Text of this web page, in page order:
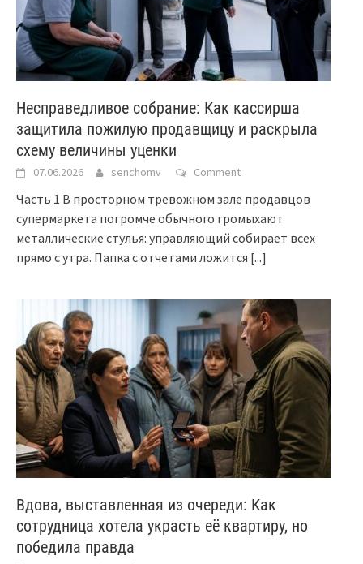
Несправедливое собрание: Как кассирша
защитила пожилую продавщицу и раскрыла
схему величины уценки
07.06.2026 senchomv Comment
Часть 1 В просторном тревожном зале продавцов
супермаркета погромче обычного громыхают
металлические стулья: управляющий собирает всех
прямо с утра. Папка с отчетами ложится [...]
Вдова, выставленная из очереди: Как
сотрудница хотела украсть её квартиру, но
победила правда